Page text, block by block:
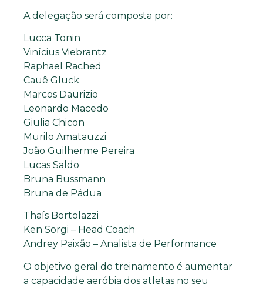
A delegação será composta por:
Lucca Tonin
Vinícius Viebrantz
Raphael Rached
Cauê Gluck
Marcos Daurizio
Leonardo Macedo
Giulia Chicon
Murilo Amatauzzi
João Guilherme Pereira
Lucas Saldo
Bruna Bussmann
Bruna de Pádua
Thaís Bortolazzi
Ken Sorgi – Head Coach
Andrey Paixão – Analista de Performance
O objetivo geral do treinamento é aumentar
a capacidade aeróbia dos atletas no seu